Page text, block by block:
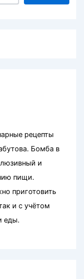
рецепты
Бомба в
и
пищи.
приготовить
и с учётом
еды.